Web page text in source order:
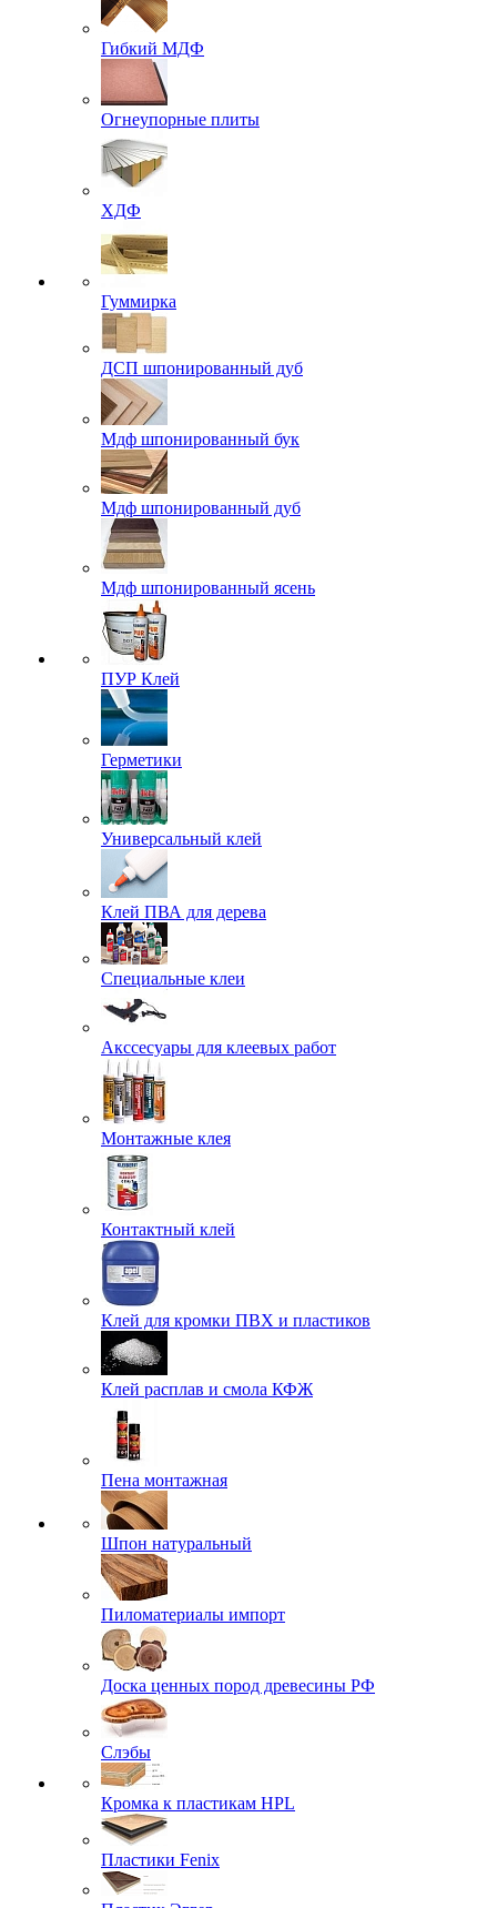
Гибкий МДФ
Огнеупорные плиты
ХДФ
Гуммирка
ДСП шпонированный дуб
Мдф шпонированный бук
Мдф шпонированный дуб
Мдф шпонированный ясень
ПУР Клей
Герметики
Универсальный клей
Клей ПВА для дерева
Специальные клеи
Акссесуары для клеевых работ
Монтажные клея
Контактный клей
Клей для кромки ПВХ и пластиков
Клей расплав и смола КФЖ
Пена монтажная
Шпон натуральный
Пиломатериалы импорт
Доска ценных пород древесины РФ
Слэбы
Кромка к пластикам HPL
Пластики Fenix